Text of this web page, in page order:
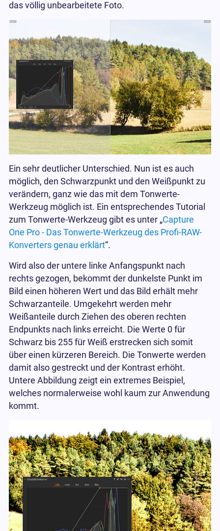
das völlig unbearbeitete Foto.
Ein sehr deutlicher Unterschied. Nun ist es auch
möglich, den Schwarzpunkt und den Weißpunkt zu
verändern, ganz wie das mit dem Tonwerte-
Werkzeug möglich ist. Ein entsprechendes Tutorial
zum Tonwerte-Werkzeug gibt es unter „Capture
One Pro - Das Tonwerte-Werkzeug des Profi-RAW-
Konverters genau erklärt“.
Wird also der untere linke Anfangspunkt nach
rechts gezogen, bekommt der dunkelste Punkt im
Bild einen höheren Wert und das Bild erhält mehr
Schwarzanteile. Umgekehrt werden mehr
Weißanteile durch Ziehen des oberen rechten
Endpunkts nach links erreicht. Die Werte 0 für
Schwarz bis 255 für Weiß erstrecken sich somit
über einen kürzeren Bereich. Die Tonwerte werden
damit also gestreckt und der Kontrast erhöht.
Untere Abbildung zeigt ein extremes Beispiel,
welches normalerweise wohl kaum zur Anwendung
kommt.